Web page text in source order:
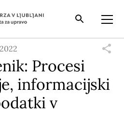
Iskalnik Odpri
Procesi
informacijski
v